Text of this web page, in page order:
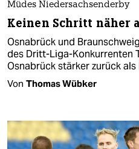
Müdes Niedersachsenderby
Keinen Schritt näher
Osnabrück und
des Dritt-Liga-Konkurrenten
Osnabrück stärker zurück
Von Thomas Wübker